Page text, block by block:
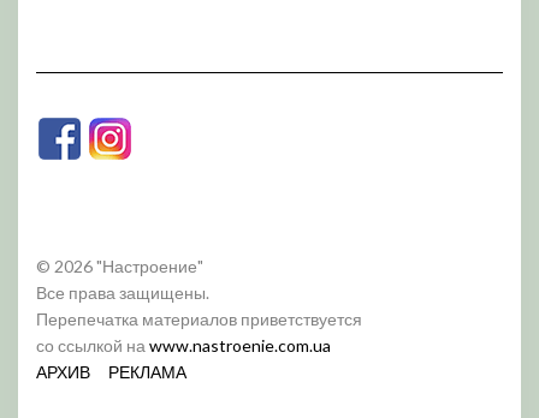
© 2026 "Настроение"
Все права защищены.
Перепечатка материалов приветствуется
со ссылкой на www.nastroenie.com.ua
АРХИВ
РЕКЛАМА